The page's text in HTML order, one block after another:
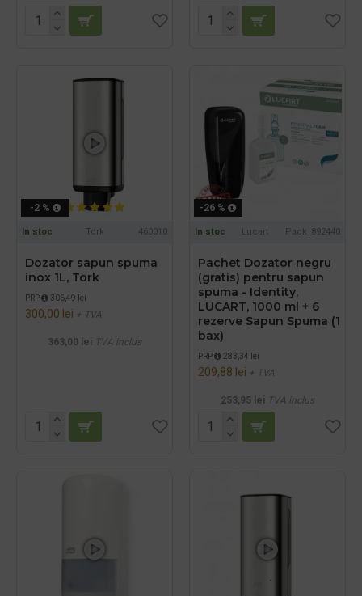
-2 %
In stoc Tork 460010
Dozator sapun spuma
inox 1L, Tork
PRP 306,49 lei
300,00 lei + TVA
363,00 lei TVA inclus
-26 %
In stoc Lucart Pack_892440
Pachet Dozator negru
(gratis) pentru sapun
spuma - Identity,
LUCART, 1000 ml + 6
rezerve Sapun Spuma (1
bax)
PRP 283,34 lei
209,88 lei + TVA
253,95 lei TVA inclus